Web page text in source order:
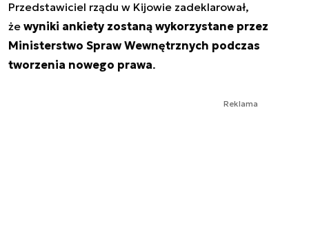
Przedstawiciel rządu w Kijowie zadeklarował,
że wyniki ankiety zostaną wykorzystane przez
Ministerstwo Spraw Wewnętrznych podczas
tworzenia nowego prawa.
Reklama